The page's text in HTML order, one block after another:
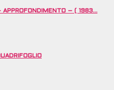
APPROFONDIMENTO – ( 1983…